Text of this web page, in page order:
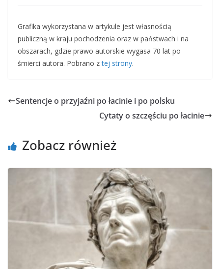
Grafika wykorzystana w artykule jest własnością
publiczną w kraju pochodzenia oraz w państwach i na
obszarach, gdzie prawo autorskie wygasa 70 lat po
śmierci autora. Pobrano ztej strony.
Sentencje o przyjaźni po łacinie i po polsku
Cytaty o szczęściu po łacinie
Zobacz również